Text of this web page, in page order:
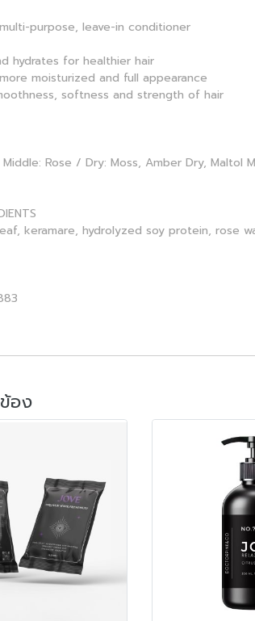
purpose, leave-in conditioner
hydrates for healthier hair
moisturized and full appearance
softness and strength of hair
Rose / Dry: Moss, Amber Dry, Maltol
keramare, hydrolyzed soy protein, rose
อง